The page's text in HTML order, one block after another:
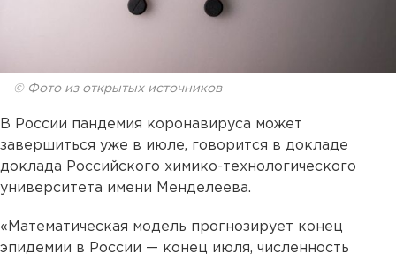
© Фото из открытых источников
В России пандемия коронавируса может
завершиться уже в июле, говорится в докладе
доклада Российского химико-технологического
университета имени Менделеева.
«Математическая модель прогнозирует конец
эпидемии в России — конец июля, численность